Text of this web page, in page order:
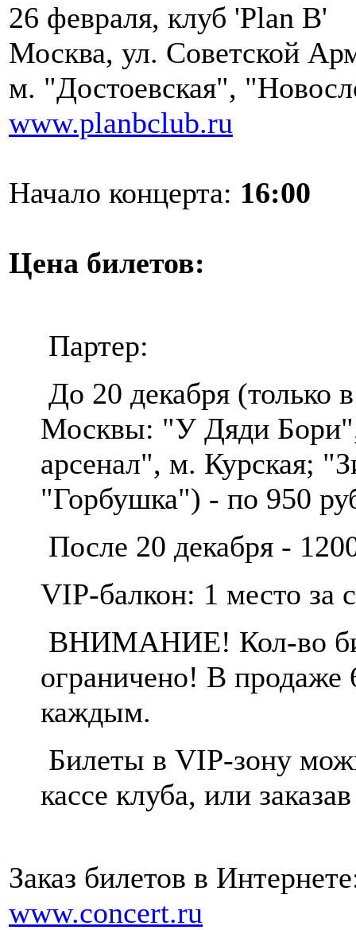
26 февраля, клуб 'Plan B'
Москва, ул. Советской
м. "Достоевская",
www.planbclub.ru
Начало концерта: 16:00
Цена билетов:
Партер:
До 20 декабря (только
Москвы: "У Дяди
арсенал", м. Курская;
"Горбушка") - по 950
После 20 декабря -
VIP-балкон: 1 место за
ВНИМАНИЕ! Кол-во
ограничено! В продаже
каждым.
Билеты в VIP-зону
кассе клуба, или
Заказ билетов в
www.concert.ru